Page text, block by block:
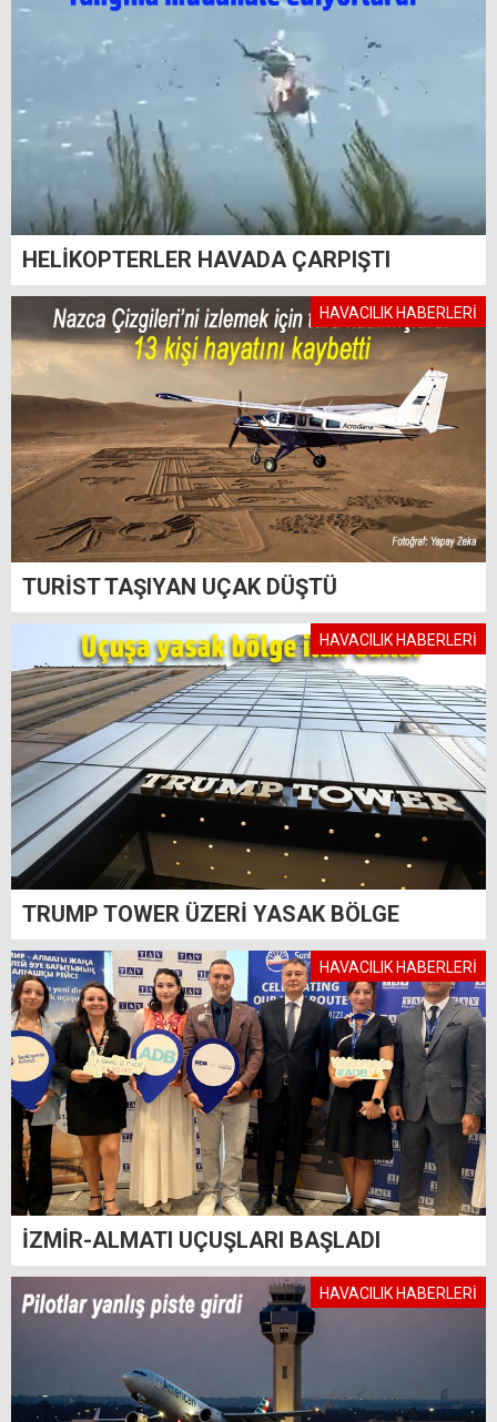
HELİKOPTERLER HAVADA ÇARPIŞTI
HAVACILIK HABERLERİ
TURİST TAŞIYAN UÇAK DÜŞTÜ
HAVACILIK HABERLERİ
TRUMP TOWER ÜZERİ YASAK BÖLGE
HAVACILIK HABERLERİ
İZMİR-ALMATI UÇUŞLARI BAŞLADI
HAVACILIK HABERLERİ